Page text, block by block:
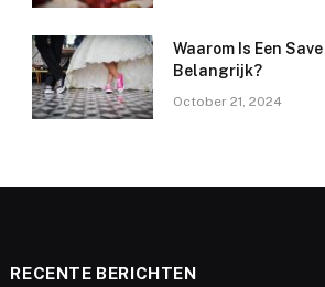
Waarom Is Een
Belangrijk?
October 21, 2024
RECENTE BERICHTEN